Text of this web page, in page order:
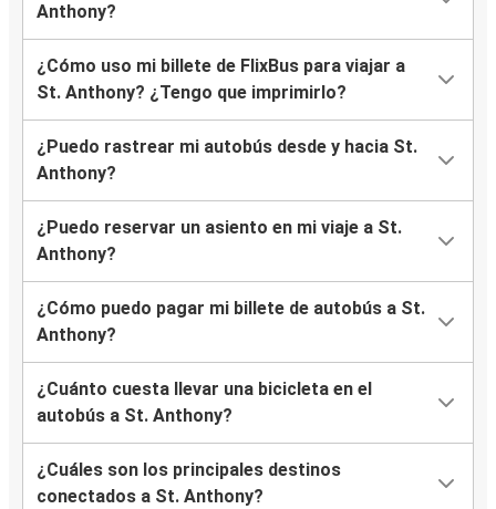
Anthony?
¿Cómo uso mi billete de FlixBus para viajar a
St. Anthony? ¿Tengo que imprimirlo?
¿Puedo rastrear mi autobús desde y hacia St.
Anthony?
¿Puedo reservar un asiento en mi viaje a St.
Anthony?
¿Cómo puedo pagar mi billete de autobús a St.
Anthony?
¿Cuánto cuesta llevar una bicicleta en el
autobús a St. Anthony?
¿Cuáles son los principales destinos
conectados a St. Anthony?